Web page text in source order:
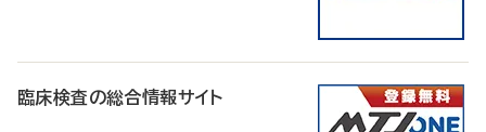
臨床検査の総合情報サイト